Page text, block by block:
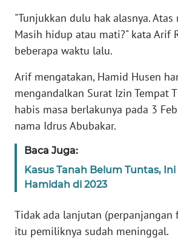
"Tunjukkan dulu hak alasnya. Atas
Masih hidup atau mati?" kata Arif
beberapa waktu lalu.
Arif mengatakan, Hamid Husen
mengandalkan Surat Izin Tempat
habis masa berlakunya pada 3
nama Idrus Abubakar.
Baca Juga:
Kasus Tanah Belum Tuntas,
Hamidah di 2023
Tidak ada lanjutan (perpanjangan
itu pemiliknya sudah meninggal.
WN
BANTEN
WN
NTT
WN
WN
PAPUA
WN
BARAT